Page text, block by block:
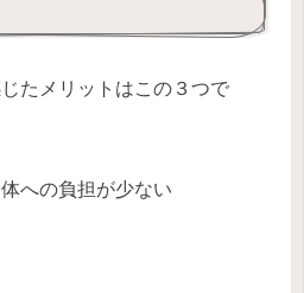
たメリットはこの３つで
への負担が少ない